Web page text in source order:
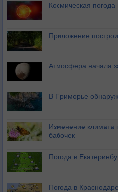
Космическая погода
Приложение
Атмосфера начала
В Приморье
Изменение климата
бабочек
Погода в
Погода в